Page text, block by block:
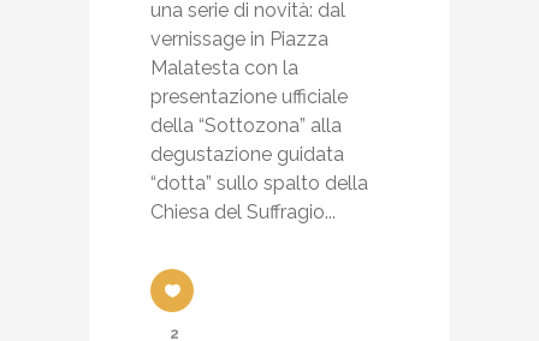
una serie di novità: dal
vernissage in Piazza
Malatesta con la
presentazione ufficiale
della “Sottozona” alla
degustazione guidata
“dotta” sullo spalto della
Chiesa del Suffragio...
2